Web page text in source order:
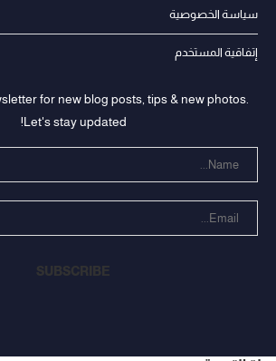
سياسة الخصوصية
إتفاقية المستخدم
for new blog posts, tips & new photos.
Let's stay updated!